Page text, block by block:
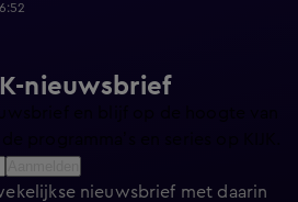
nieuwsbrief
nieuwsbrief met daarin